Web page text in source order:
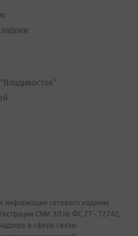
информация сетевого издания
СМИ ЭЛ № ФС 77 - 72742,
в сфере связи,